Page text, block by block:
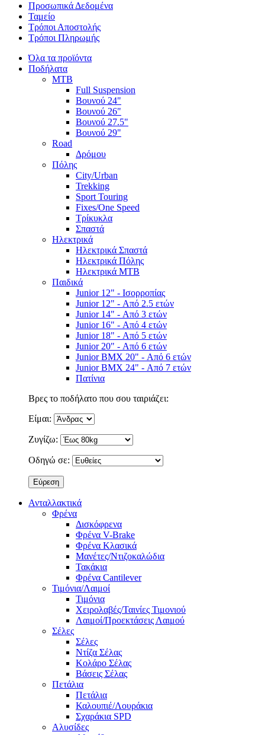
Προσωπικά Δεδομένα
Ταμείο
Τρόποι Αποστολής
Τρόποι Πληρωμής
Όλα τα προϊόντα
Ποδήλατα
MTB
Full Suspension
Βουνού 24"
Βουνού 26"
Βουνού 27.5"
Βουνού 29"
Road
Δρόμου
Πόλης
City/Urban
Trekking
Sport Touring
Fixes/One Speed
Τρίκυκλα
Σπαστά
Ηλεκτρικά
Ηλεκτρικά Σπαστά
Ηλεκτρικά Πόλης
Ηλεκτρικά MTB
Παιδικά
Junior 12" - Ισορροπίας
Junior 12" - Από 2.5 ετών
Junior 14" - Από 3 ετών
Junior 16" - Από 4 ετών
Junior 18" - Από 5 ετών
Junior 20" - Από 6 ετών
Junior BMX 20" - Από 6 ετών
Junior BMX 24" - Από 7 ετών
Πατίνια
Βρες το ποδήλατο που σου ταιριάζει:
Είμαι:
Ζυγίζω:
Οδηγώ σε:
Ανταλλακτικά
Φρένα
Δισκόφρενα
Φρένα V-Brake
Φρένα Κλασικά
Μανέτες/Ντιζοκαλώδια
Τακάκια
Φρένα Cantilever
Τιμόνια/Λαιμοί
Τιμόνια
Χειρολαβές/Ταινίες Τιμονιού
Λαιμοί/Προεκτάσεις Λαιμού
Σέλες
Σέλες
Ντίζα Σέλας
Κολάρο Σέλας
Βάσεις Σέλας
Πετάλια
Πετάλια
Καλουπιέ/Λουράκια
Σχαράκια SPD
Αλυσίδες